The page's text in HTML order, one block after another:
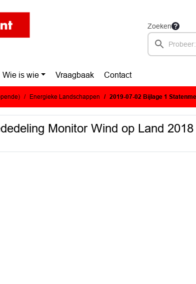
Zoeken
Wie is wie Vraagbaak Contact
Energieke Landschappen 2019-07-02 Bijlage 1 Statenmededeling Monitor
Monitor Wind op Land